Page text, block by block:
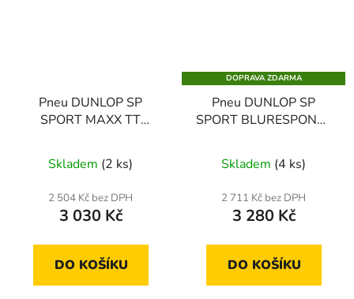
Pneu DUNLOP SP
SPORT MAXX TT
Skladem (2 ks)
2 504 Kč bez DPH
3 030 Kč
DO KOŠÍKU
DOPRAVA ZDARMA
Pneu DUNLOP SP
SPORT BLURESPONSE
Skladem (4 ks)
2 711 Kč bez DPH
3 280 Kč
DO KOŠÍKU